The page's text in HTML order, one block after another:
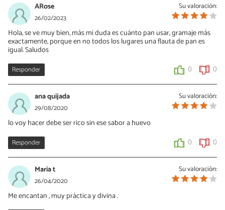
Su valoración:
ARose
26/02/2023
Hola, se ve muy bien, más mi duda es cuánto pan usar, gramaje más
exactamente, porque en no todos los lugares una flauta de pan es
igual. Saludos
Responder 0 0
Su valoración:
ana quijada
29/08/2020
lo voy hacer debe ser rico sin ese sabor a huevo
Responder 0 0
Su valoración:
Maria t
26/04/2020
Me encantan , muy práctica y divina .